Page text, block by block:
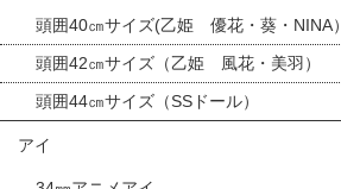
頭囲40㎝サイズ(乙姫 優花・葵・NINA）
頭囲42㎝サイズ（乙姫 風花・美羽）
頭囲44㎝サイズ（SSドール）
アイ